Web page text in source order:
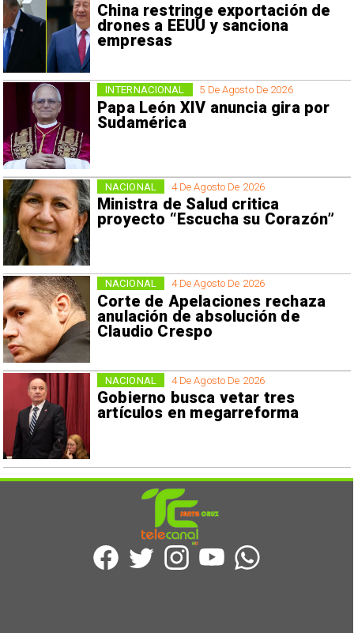
China restringe exportación de
drones a EEUU y sanciona
empresas
5 De Agosto De 2026
Papa León XIV anuncia gira por
Sudamérica
INTERNACIONAL
4 De Agosto De 2026
Ministra de Salud critica
proyecto “Escucha su Corazón”
NACIONAL
4 De Agosto De 2026
Corte de Apelaciones rechaza
anulación de absolución de
Claudio Crespo
NACIONAL
4 De Agosto De 2026
Gobierno busca vetar tres
artículos en megarreforma
NACIONAL